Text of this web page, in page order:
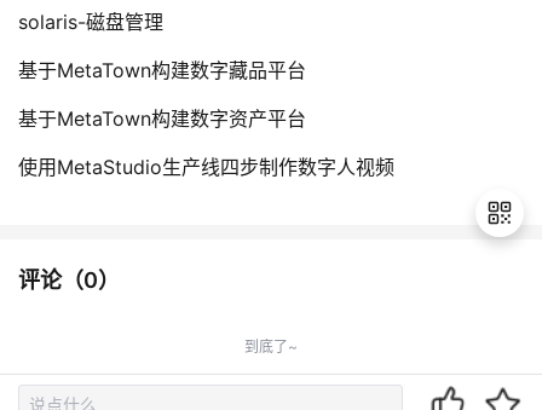
solaris-磁盘管理
基于MetaTown构建数字藏品平台
基于MetaTown构建数字资产平台
使用MetaStudio生产线四步制作数字人视频
评论（0）
到底了~